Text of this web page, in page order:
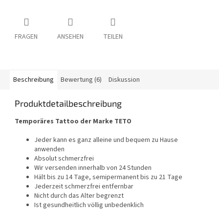
FRAGEN ANSEHEN TEILEN
Beschreibung Bewertung (6) Diskussion
Produktdetailbeschreibung
Temporäres Tattoo der Marke TETO
Jeder kann es ganz alleine und bequem zu Hause
anwenden
Absolut schmerzfrei
Wir versenden innerhalb von 24 Stunden
Hält bis zu 14 Tage, semipermanent bis zu 21 Tage
Jederzeit schmerzfrei entfernbar
Nicht durch das Alter begrenzt
Ist gesundheitlich völlig unbedenklich